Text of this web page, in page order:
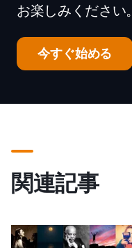
お楽しみください。
今すぐ始める
関連記事